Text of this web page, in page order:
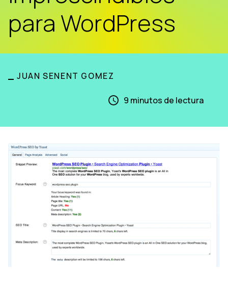
para WordPress
_JUAN SENENT GOMEZ
9 minutos de lectura